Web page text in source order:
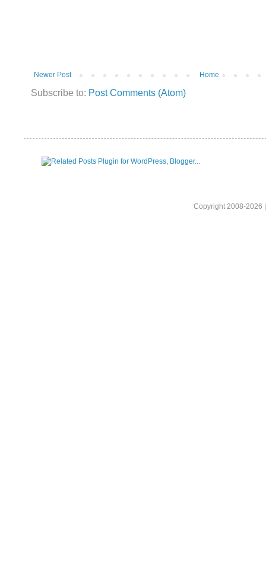
Newer Post Home
Subscribe to: Post Comments (Atom)
Copyright 2008-2026